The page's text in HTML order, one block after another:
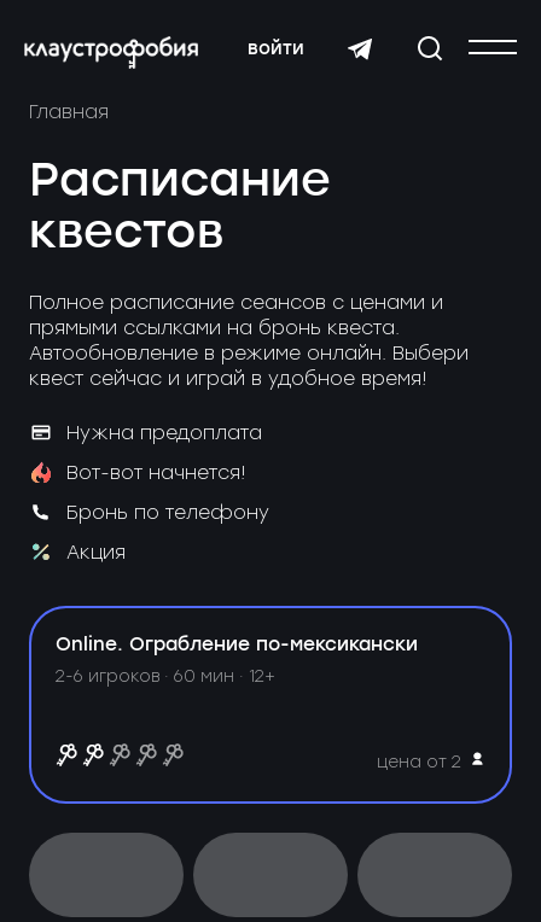
войти
Главная
Расписание
квестов
Полное расписание сеансов с ценами и
прямыми ссылками на бронь квеста.
Автообновление в режиме онлайн. Выбери
квест сейчас и играй в удобное время!
Нужна предоплата
Вот-вот начнется!
Бронь по телефону
Акция
Online. Ограбление по-мексикански
2-6 игроков · 60 мин · 12+
цена от 2